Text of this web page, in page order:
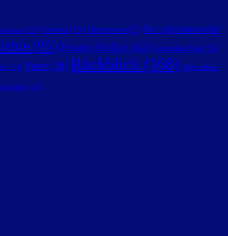
(12) Corona (19) Depression (17) Der geheimnisvolle
(95) Freaky Friday (42) Gedankenblog (15)
(14) Peter (38) Rückblick (168) Schwurbler
(13)